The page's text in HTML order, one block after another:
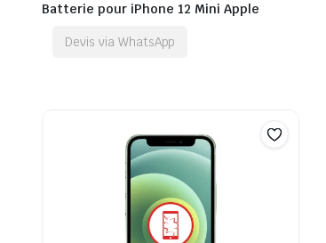
Batterie pour iPhone 12 Mini Apple
Devis via WhatsApp